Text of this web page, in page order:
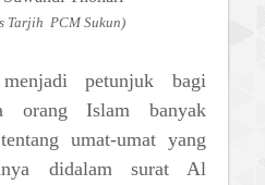
Tarjih PCM Sukun)
petunjuk bagi
orang Islam banyak
umat-umat yang
didalam surat Al